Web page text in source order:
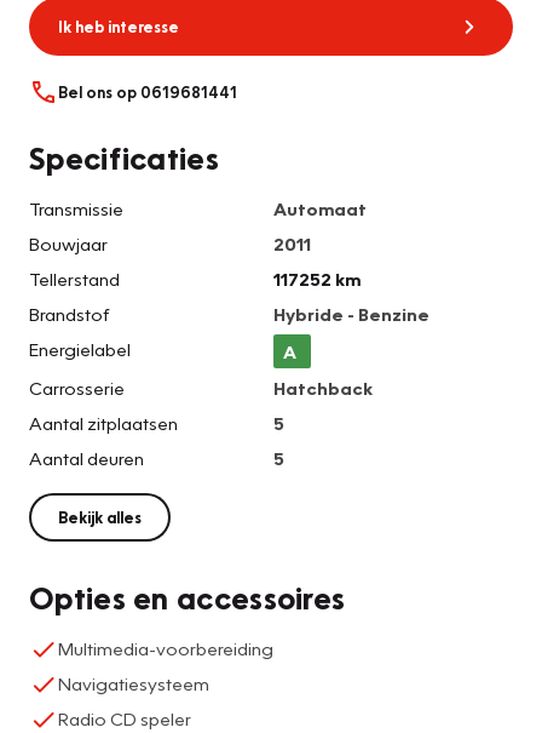
Ik heb interesse
Bel ons op 0619681441
Specificaties
Transmissie
Automaat
Bouwjaar
2011
Tellerstand
117252 km
Brandstof
Hybride - Benzine
Energielabel
A
Carrosserie
Hatchback
Aantal zitplaatsen
5
Aantal deuren
5
Bekijk alles
Opties en accessoires
Multimedia-voorbereiding
Navigatiesysteem
Radio CD speler